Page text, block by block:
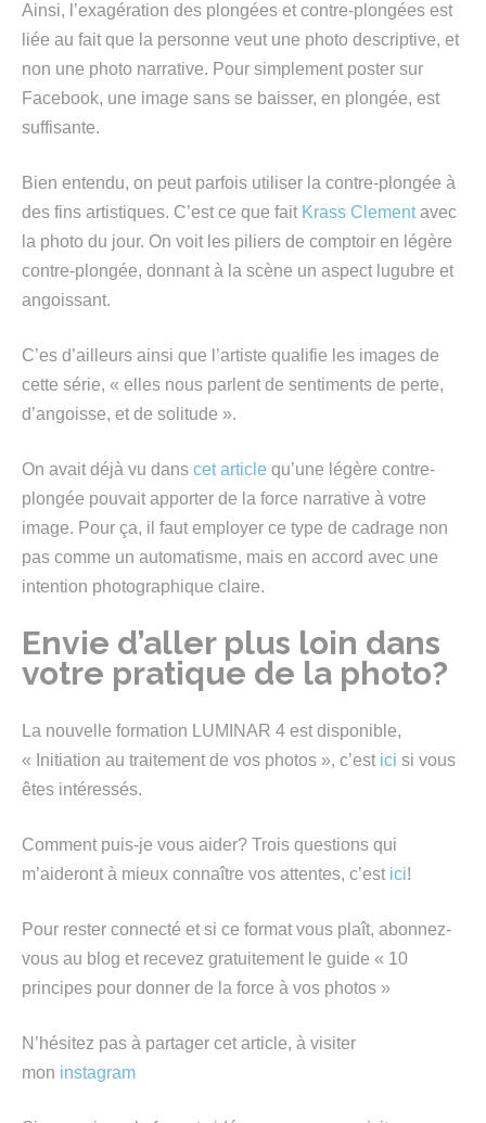
Ainsi, l’exagération des plongées et contre-plongées est
liée au fait que la personne veut une photo descriptive, et
non une photo narrative. Pour simplement poster sur
Facebook, une image sans se baisser, en plongée, est
suffisante.
Bien entendu, on peut parfois utiliser la contre-plongée à
des fins artistiques. C’est ce que fait Krass Clementavec
la photo du jour. On voit les piliers de comptoir en légère
contre-plongée, donnant à la scène un aspect lugubre et
angoissant.
C’es d’ailleurs ainsi que l’artiste qualifie les images de
cette série, « elles nous parlent de sentiments de perte,
d’angoisse, et de solitude ».
On avait déjà vu dans cet article qu’une légère contre-
plongée pouvait apporter de la force narrative à votre
image. Pour ça, il faut employer ce type de cadrage non
pas comme un automatisme, mais en accord avec une
intention photographique claire.
Envie d’aller plus loin dans
votre pratique de la photo?
La nouvelle formation LUMINAR 4 est disponible,
« Initiation au traitement de vos photos », c’est ici si vous
êtes intéressés.
Comment puis-je vous aider? Trois questions qui
m’aideront à mieux connaître vos attentes, c’est ici!
Pour rester connecté et si ce format vous plaît, abonnez-
vous au blog et recevez gratuitement le guide « 10
principes pour donner de la force à vos photos »
N’hésitez pas à partager cet article, à visiter
mon instagram